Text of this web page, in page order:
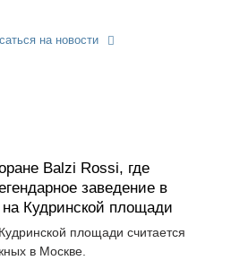
на новости
Balzi Rossi, где
заведение в
Кудринской площади
площади считается
в Москве.